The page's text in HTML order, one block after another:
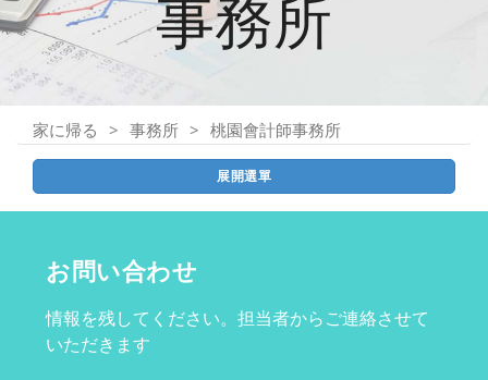
事務所
家に帰る 事務所 桃園會計師事務所
展開選單
お問い合わせ
情報を残してください。担当者からご連絡させて
いただきます